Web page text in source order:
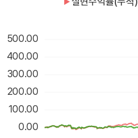
▶
500.00
400.00
300.00
200.00
100.00
0.00